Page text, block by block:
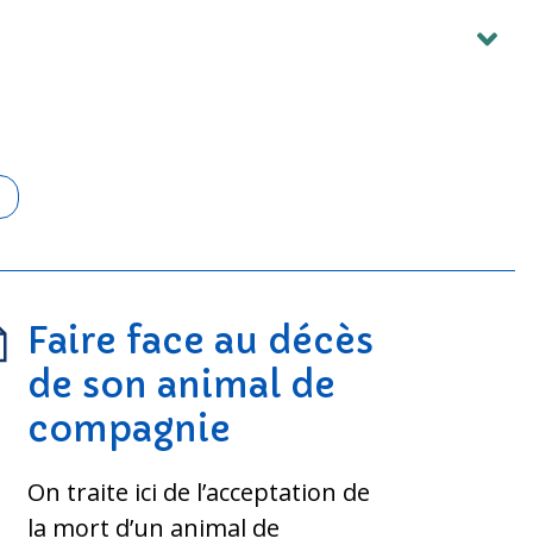
Faire face au décès
de son animal de
compagnie
On traite ici de l’acceptation de
la mort d’un animal de